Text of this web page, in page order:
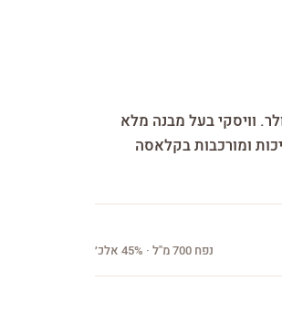
וויסקי בעל מבנה מלא
ומורכבות בקלאסה
נפח 700 מ''ל · 45% אלכ׳